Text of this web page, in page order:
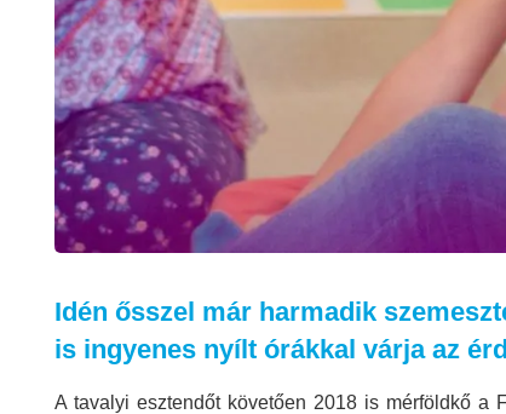
Idén ősszel már harmadik
is ingyenes nyílt órákkal várja az
A tavalyi esztendőt követően 2018 is mérföldkő